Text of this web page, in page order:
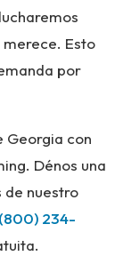
Esto
por
Georgia con
Dénos una
de nuestro
(800) 234-